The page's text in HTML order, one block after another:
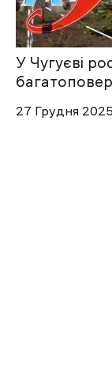
У Чугуєві
27 Грудня